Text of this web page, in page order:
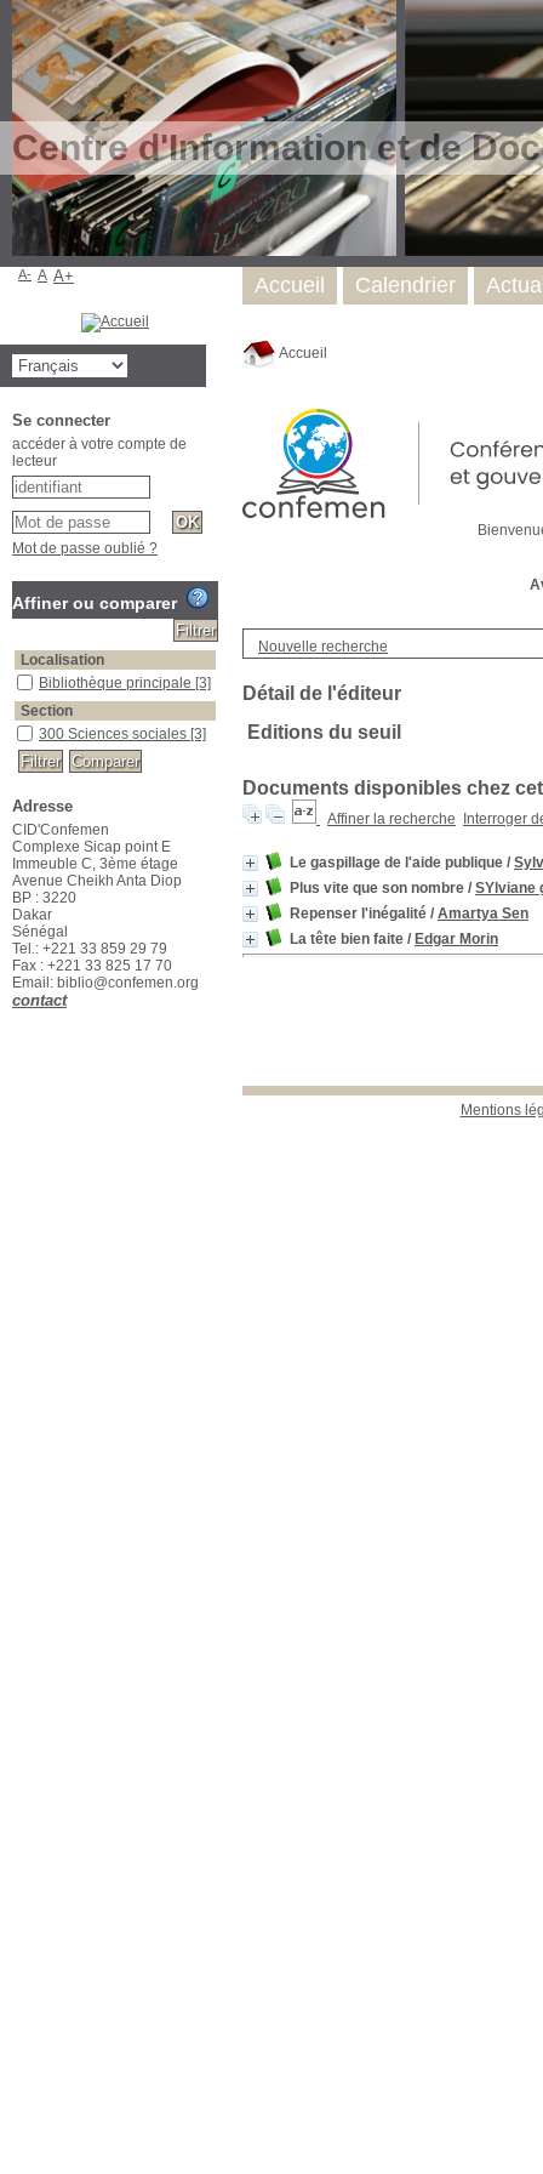
Centre d'Information et de
Accueil
Nouvelle recherche
Détail de l'éditeur
Editions du seuil
Documents disponibles chez
Affiner la recherche Interroger
Le gaspillage de l'aide publique /
Plus vite que son nombre / SYlviane
Repenser l'inégalité / Amartya Sen
La tête bien faite / Edgar Morin
Mentions
Accueil Calendrier
A- A A+
Se connecter
accéder à votre compte de
lecteur
Mot de passe oublié ?
Affiner ou comparer
Localisation
Bibliothèque principale [3]
Section
300 Sciences sociales [3]
Adresse
CID'Confemen
Complexe Sicap point E
Immeuble C, 3ème étage
Avenue Cheikh Anta Diop
BP : 3220
Dakar
Sénégal
Tel.: +221 33 859 29 79
Fax : +221 33 825 17 70
Email: biblio@confemen.org
contact